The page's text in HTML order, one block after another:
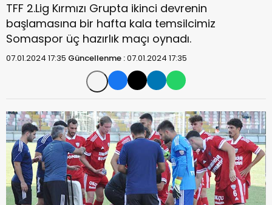
TFF 2.Lig Kırmızı Grupta ikinci devrenin
başlamasına bir hafta kala temsilcimiz
Somaspor üç hazırlık maçı oynadı.
07.01.2024 17:35 Güncellenme :07.01.2024 17:35